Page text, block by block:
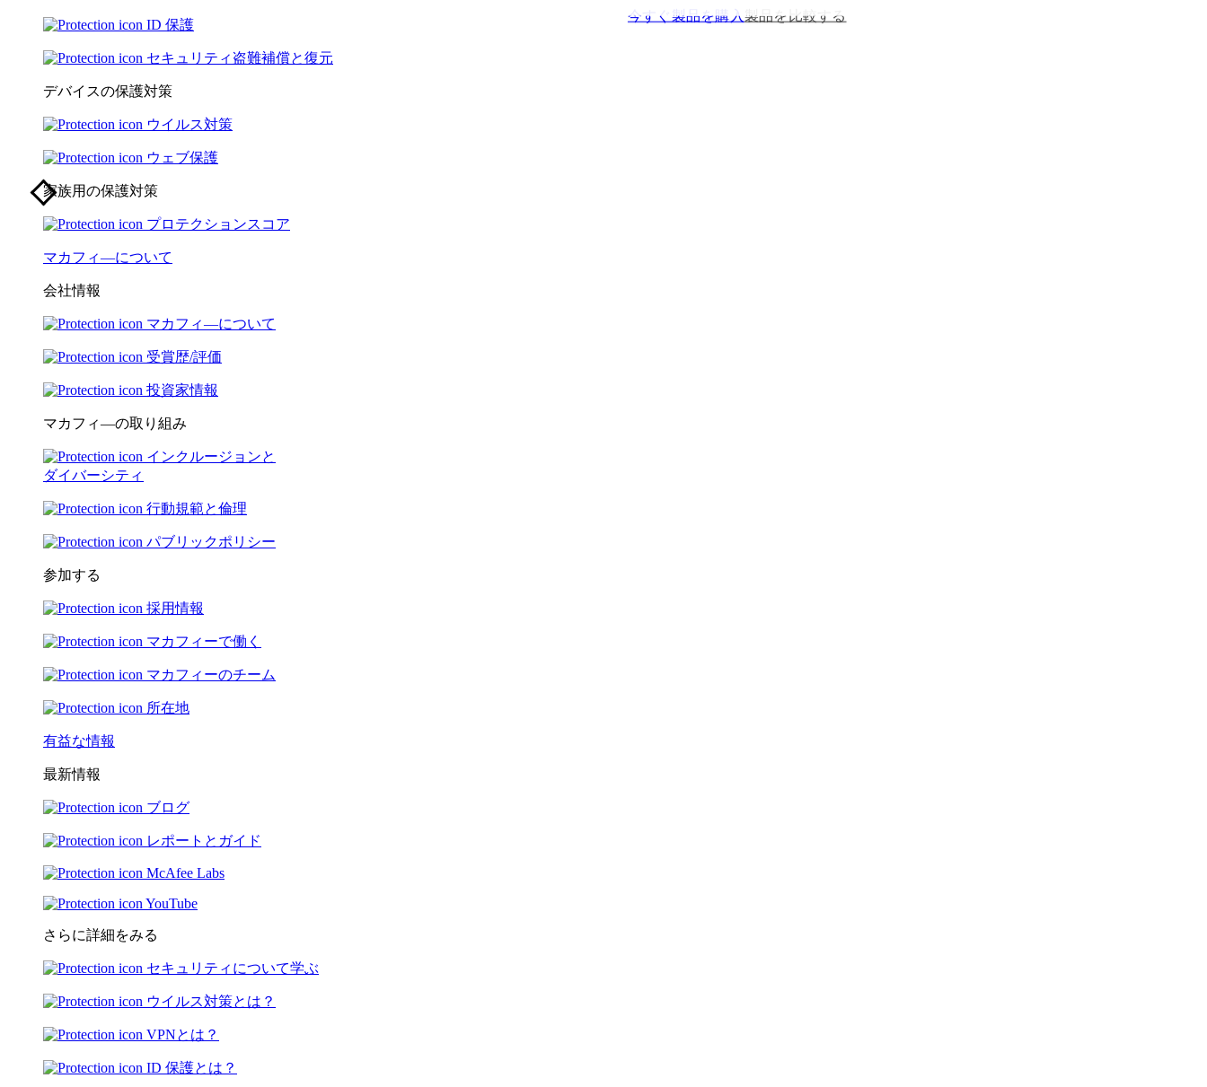
ID 保護
セキュリティ盗難補償と復元
デバイスの保護対策
ウイルス対策
ウェブ保護
家族用の保護対策
プロテクションスコア
マカフィ―について
会社情報
マカフィ―について
受賞歴/評価
投資家情報
マカフィ―の取り組み
インクルージョンと
ダイバーシティ
行動規範と倫理
パブリックポリシー
参加する
採用情報
マカフィーで働く
マカフィーのチーム
所在地
有益な情報
最新情報
ブログ
レポートとガイド
McAfee Labs
YouTube
さらに詳細をみる
セキュリティについて学ぶ
ウイルス対策とは？
VPNとは？
ID 保護とは？
今すぐ製品を購入製品を比較する
今すぐ製品を購入製品を比較する